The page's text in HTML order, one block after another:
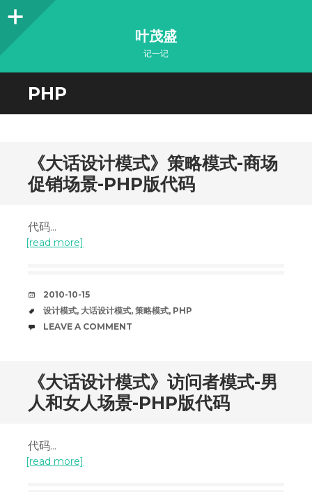
Sidebar
叶茂盛
记一记
PHP
《大话设计模式》策略模式-商场
促销场景-PHP版代码
代码...
[read more]
DATE
2010-10-15
TAGS
设计模式, 大话设计模式, 策略模式, PHP
COMMENTS
LEAVE A COMMENT
《大话设计模式》访问者模式-男
人和女人场景-PHP版代码
代码...
[read more]